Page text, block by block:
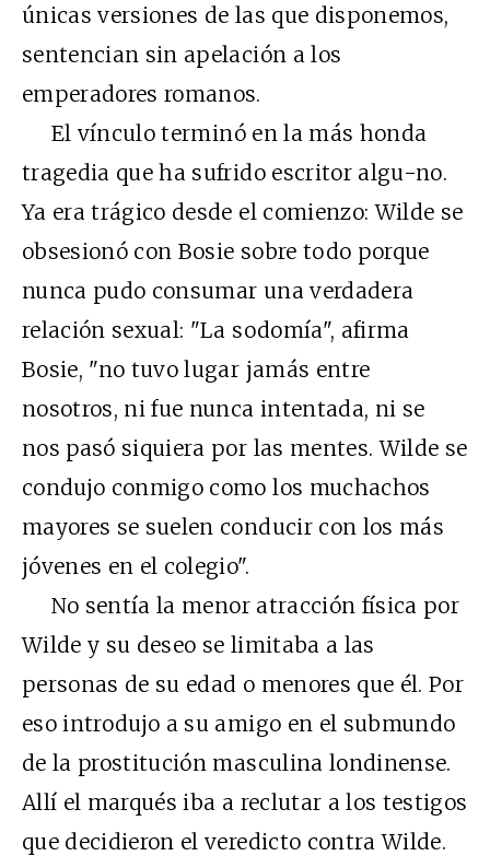
únicas versiones de las que disponemos,
sentencian sin apelación a los
emperadores romanos.
El vínculo terminó en la más honda
tragedia que ha sufrido escritor algu-no.
Ya era trágico desde el comienzo: Wilde se
obsesionó con Bosie sobre todo porque
nunca pudo consumar una verdadera
relación sexual: "La sodomía", afirma
Bosie, "no tuvo lugar jamás entre
nosotros, ni fue nunca intentada, ni se
nos pasó siquiera por las mentes. Wilde se
condujo conmigo como los muchachos
mayores se suelen conducir con los más
jóvenes en el colegio".
No sentía la menor atracción física por
Wilde y su deseo se limitaba a las
personas de su edad o menores que él. Por
eso introdujo a su amigo en el submundo
de la prostitución masculina londinense.
Allí el marqués iba a reclutar a los testigos
que decidieron el veredicto contra Wilde.